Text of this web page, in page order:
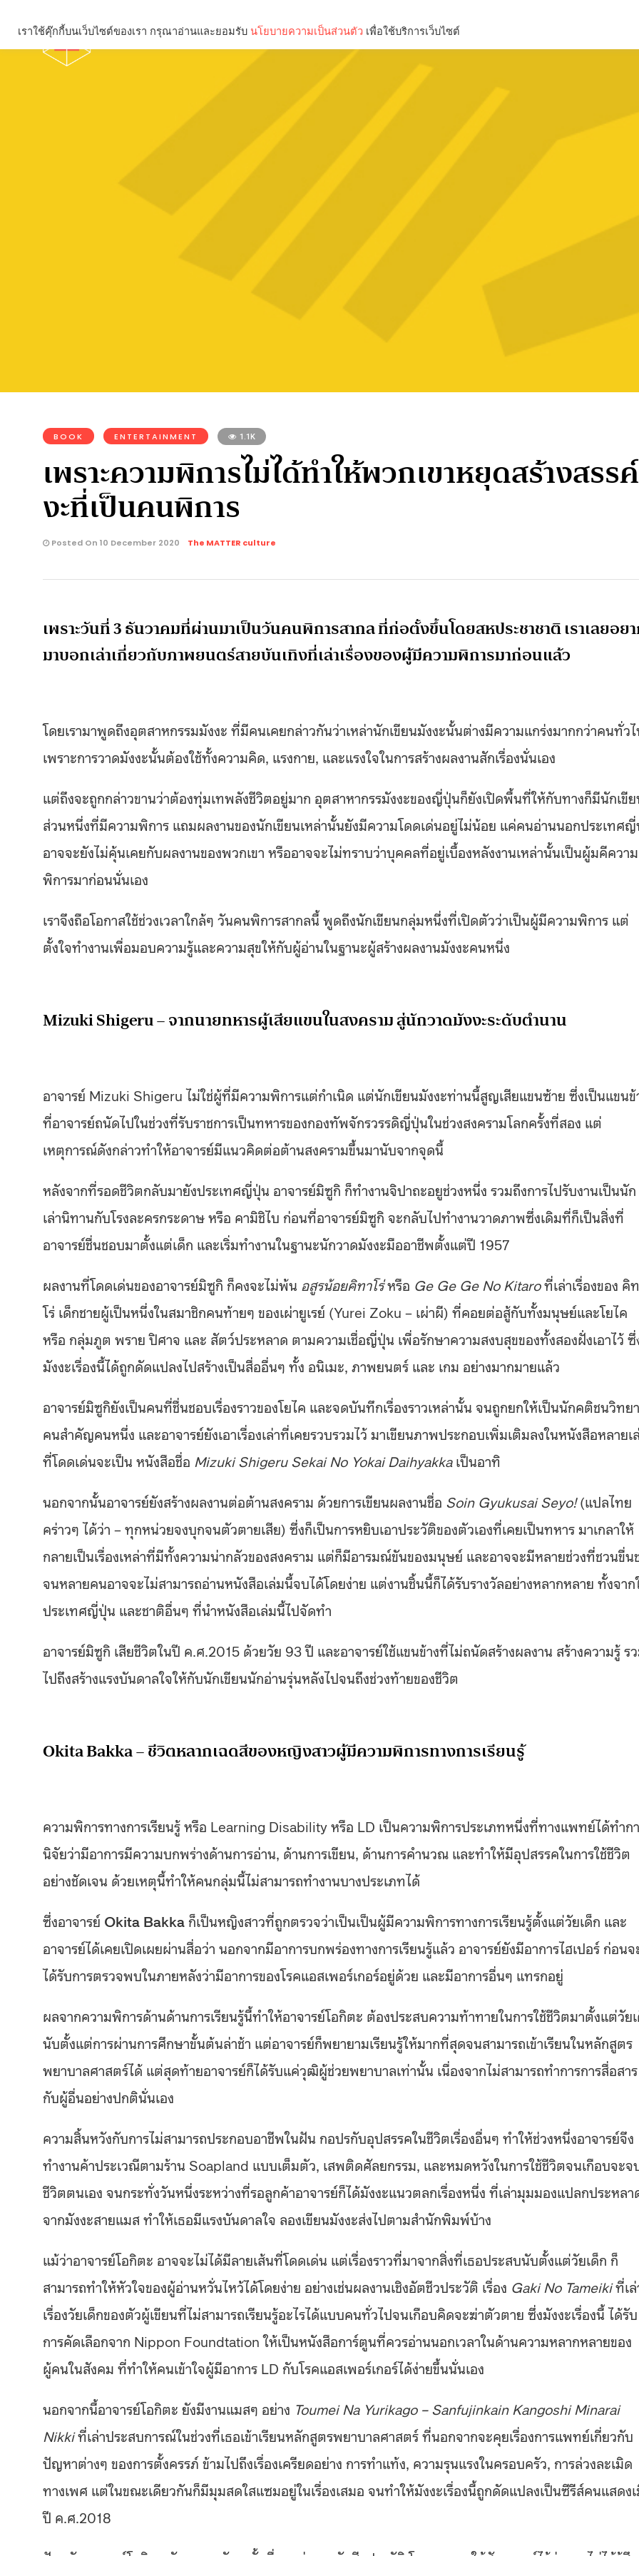
BOOK ENTERTAINMENT 1.1K
เพราะความพิการไม่ได้ทำให้พวกเขาหยุดสร้างสร
งะที่เป็นคนพิการ
Posted On 10 December 2020 The MATTER culture
เพราะวันที่ 3 ธันวาคมที่ผ่านมาเป็นวันคนพิการสากล ที่ก่อตั้งขึ้นโดยสหประชาชาติ เราเลยอย
มาบอกเล่าเกี่ยวกับภาพยนตร์สายบันเทิงที่เล่าเรื่องของผู้มีความพิการมาก่อนแล้ว
โดยเรามาพูดถึงอุตสาหกรรมมังงะ ที่มีคนเคยกล่าวกันว่าเหล่านักเขียนมังงะนั้นต่างมีความแกร่งมากกว่าคนทั่ว
เพราะการวาดมังงะนั้นต้องใช้ทั้งความคิด, แรงกาย, และแรงใจในการสร้างผลงานสักเรื่องนั่นเอง
แต่ถึงจะถูกกล่าวขานว่าต้องทุ่มเทพลังชีวิตอยู่มาก อุตสาหากรรมังงะของญี่ปุ่นก็ยังเปิดพื้นที่ให้กับทางก็มีนักเขี
ส่วนหนึ่งที่มีความพิการ แถมผลงานของนักเขียนเหล่านั้นยังมีความโดดเด่นอยู่ไม่น้อย แค่คนอ่านนอกประเทศ
อาจจะยังไม่คุ้นเคยกับผลงานของพวกเขา หรืออาจจะไม่ทราบว่าบุคคลที่อยู่เบื้องหลังงานเหล่านั้นเป็นผู้มคีความ
พิการมาก่อนนั่นเอง
เราจึงถือโอกาสใช้ช่วงเวลาใกล้ๆ วันคนพิการสากลนี้ พูดถึงนักเขียนกลุ่มหนึ่งที่เปิดตัวว่าเป็นผู้มีความพิการ แต่
ตั้งใจทำงานเพื่อมอบความรู้และความสุขให้กับผู้อ่านในฐานะผู้สร้างผลงานมังงะคนหนึ่ง
Mizuki Shigeru – จากนายทหารผู้เสียแขนในสงคราม สู่นักวาดมังงะระดับตำนาน
อาจารย์ Mizuki Shigeru ไม่ใช่ผู้ที่มีความพิการแต่กำเนิด แต่นักเขียนมังงะท่านนี้สูญเสียแขนซ้าย ซึ่งเป็นแขนข้
ที่อาจารย์ถนัดไปในช่วงที่รับราชการเป็นทหารของกองทัพจักรวรรดิญี่ปุ่นในช่วงสงครามโลกครั้งที่สอง แต่
เหตุการณ์ดังกล่าวทำให้อาจารย์มีแนวคิดต่อต้านสงครามขึ้นมานับจากจุดนี้
หลังจากที่รอดชีวิตกลับมายังประเทศญี่ปุ่น อาจารย์มิซูกิ ก็ทำงานจิปาถะอยูช่วงหนึ่ง รวมถึงการไปรับงานเป็นนัก
เล่านิทานกับโรงละครกระดาษ หรือ คามิชิไบ ก่อนที่อาจารย์มิซูกิ จะกลับไปทำงานวาดภาพซึ่งเดิมที่ก็เป็นสิ่งที่
อาจารย์ชื่นชอบมาตั้งแต่เด็ก และเริ่มทำงานในฐานะนักวาดมังงะมืออาชีพตั้งแต่ปี 1957
ผลงานที่โดดเด่นของอาจารย์มิซูกิ ก็คงจะไม่พ้น อสูรน้อยคิทาโร่หรือ Ge Ge Ge No Kitaroที่เล่าเรื่องของ คิ
โร่ เด็กชายผู้เป็นหนึ่งในสมาชิกคนท้ายๆ ของเผ่ายูเรย์ (Yurei Zoku – เผ่าผี) ที่คอยต่อสู้กับทั้งมนุษย์และโยไค
หรือ กลุ่มภูต พราย ปิศาจ และ สัตว์ประหลาด ตามความเชื่อญี่ปุ่น เพื่อรักษาความสงบสุขของทั้งสองฝั่งเอาไว้ ซึ่
มังงะเรื่องนี้ได้ถูกดัดแปลงไปสร้างเป็นสื่ออื่นๆ ทั้ง อนิเมะ, ภาพยนตร์ และ เกม อย่างมากมายแล้ว
อาจารย์มิซูกิยังเป็นคนที่ชื่นชอบเรื่องราวของโยไค และจดบันทึกเรื่องราวเหล่านั้น จนถูกยกให้เป็นนักคติชนวิทยา
คนสำคัญคนหนึ่ง และอาจารย์ยังเอาเรื่องเล่าที่เคยรวบรวมไว้ มาเขียนภาพประกอบเพิ่มเติมลงในหนังสือหลายเ
ที่โดดเด่นจะเป็น หนังสือชื่อ Mizuki Shigeru Sekai No Yokai Daihyakkaเป็นอาทิ
นอกจากนั้นอาจารย์ยังสร้างผลงานต่อต้านสงคราม ด้วยการเขียนผลงานชื่อ Soin Gyukusai Seyo!(แปลไทย
คร่าวๆ ได้ว่า – ทุกหน่วยจงบุกจนตัวตายเสีย) ซึ่งก็เป็นการหยิบเอาประวัติของตัวเองที่เคยเป็นทหาร มาเกลาให้
กลายเป็นเรื่องเหล่าที่มีทั้งความน่ากลัวของสงคราม แต่ก็มีอารมณ์ขันของมนุษย์ และอาจจะมีหลายช่วงที่ชวนขื่น
จนหลายคนอาจจะไม่สามารถอ่านหนังสือเล่มนี้จบได้โดยง่าย แต่งานชิ้นนี้ก็ได้รับรางวัลอย่างหลากหลาย ทั้งจาก
ประเทศญี่ปุ่น และชาติอื่นๆ ที่นำหนังสือเล่มนี้ไปจัดทำ
อาจารย์มิซูกิ เสียชีวิตในปี ค.ศ.2015 ด้วยวัย 93 ปี และอาจารย์ใช้แขนข้างที่ไม่ถนัดสร้างผลงาน สร้างความรู้ ร
ไปถึงสร้างแรงบันดาลใจให้กับนักเขียนนักอ่านรุ่นหลังไปจนถึงช่วงท้ายของชีวิต
Okita Bakka – ชีวิตหลากเฉดสีของหญิงสาวผู้มีความพิการทางการเรียนรู้
ความพิการทางการเรียนรู้ หรือ Learning Disability หรือ LD เป็นความพิการประเภทหนึ่งที่ทางแพทย์ได้ทำก
นิจัยว่ามีอาการมีความบกพร่างด้านการอ่าน, ด้านการเขียน, ด้านการคำนวณ และทำให้มีอุปสรรคในการใช้ชีวิต
อย่างชัดเจน ด้วยเหตุนี้ทำให้คนกลุ่มนี้ไม่สามารถทำงานบางประเภทได้
ซึ่งอาจารย์ Okita Bakka ก็เป็นหญิงสาวที่ถูกตรวจว่าเป็นเป็นผู้มีความพิการทางการเรียนรู้ตั้งแต่วัยเด็ก และ
อาจารย์ได้เคยเปิดเผยผ่านสื่อว่า นอกจากมีอาการบกพร่องทางการเรียนรู้แล้ว อาจารย์ยังมีอาการไฮเปอร์ ก่อนจ
ได้รับการตรวจพบในภายหลังว่ามีอาการของโรคแอสเพอร์เกอร์อยู่ด้วย และมีอาการอื่นๆ แทรกอยู่
ผลจากความพิการด้านด้านการเรียนรู้นี้ทำให้อาจารย์โอกิตะ ต้องประสบความท้าทายในการใช้ชีวิตมาตั้งแต่วัย
นับตั้งแต่การผ่านการศึกษาขั้นต้นล่าช้า แต่อาจารย์ก็พยายามเรียนรู้ให้มากที่สุดจนสามารถเข้าเรียนในหลักสูตร
พยาบาลศาสตร์ได้ แต่สุดท้ายอาจารย์ก็ได้รับแค่วุฒิผู้ช่วยพยาบาลเท่านั้น เนื่องจากไม่สามารถทำการการสื่อสาร
กับผู้อื่นอย่างปกตินั่นเอง
ความสิ้นหวังกับการไม่สามารถประกอบอาชีพในฝัน กอปรกับอุปสรรคในชีวิตเรื่องอื่นๆ ทำให้ช่วงหนึ่งอาจารย์จึง
ทำงานค้าประเวณีตามร้าน Soapland แบบเต็มตัว, เสพติดศัลยกรรม, และหมดหวังในการใช้ชีวิตจนเกือบจะจ
ชีวิตตนเอง จนกระทั่งวันหนึ่งระหว่างที่รอลูกค้าอาจารย์ก็ได้มังงะแนวตลกเรื่องหนึ่ง ที่เล่ามุมมองแปลกประหลา
จากมังงะสายแมส ทำให้เธอมีแรงบันดาลใจ ลองเขียนมังงะส่งไปตามสำนักพิมพ์บ้าง
แม้ว่าอาจารย์โอกิตะ อาจจะไม่ได้มีลายเส้นที่โดดเด่น แต่เรื่องราวที่มาจากสิ่งที่เธอประสบนับตั้งแต่วัยเด็ก ก็
สามารถทำให้หัวใจของผู้อ่านหวั่นไหว้ได้โดยง่าย อย่างเช่นผลงานเชิงอัตชีวประวัติ เรื่อง Gaki No Tameikiที่เล่
เรื่องวัยเด็กของตัวผู้เขียนที่ไม่สามารถเรียนรู้อะไรได้แบบคนทั่วไปจนเกือบคิดจะฆ่าตัวตาย ซึ่งมังงะเรื่องนี้ ได้รับ
การคัดเลือกจาก Nippon Foundtation ให้เป็นหนังสือการ์ตูนที่ควรอ่านนอกเวลาในด้านความหลากหลายของ
ผู้คนในสังคม ที่ทำให้คนเข้าใจผู้มีอาการ LD กับโรคแอสเพอร์เกอร์ได้ง่ายขึ้นนั่นเอง
นอกจากนี้อาจารย์โอกิตะ ยังมีงานแมสๆ อย่าง Toumei Na Yurikago – Sanfujinkain Kangoshi Minarai
Nikkiที่เล่าประสบการณ์ในช่วงที่เธอเข้าเรียนหลักสูตรพยาบาลศาสตร์ ที่นอกจากจะคุยเรื่องการแพทย์เกี่ยวกับ
ปัญหาต่างๆ ของการตั้งครรภ์ ข้ามไปถึงเรื่องเครียดอย่าง การทำแท้ง, ความรุนแรงในครอบครัว, การล่วงละเมิด
ทางเพศ แต่ในขณะเดียวกันก็มีมุมสดใสแซมอยู่ในเรื่องเสมอ จนทำให้มังงะเรื่องนี้ถูกดัดแปลงเป็นซีรีส์คนแสดง
ปี ค.ศ.2018
เราใช้คุ๊กกี้บนเว็บไซต์ของเรา กรุณาอ่านและยอมรับ นโยบายความเป็นส่วนตัว เพื่อใช้บริการเว็บไซต์